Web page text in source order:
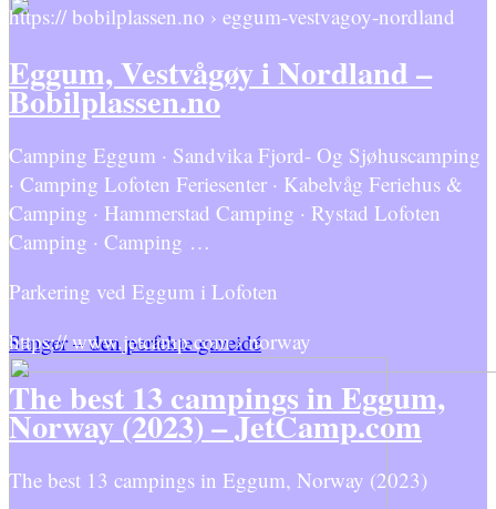
Senger – den perfekte gaveidé
https:// bobilplassen.no › eggum-vestvagoy-nordland
Eggum, Vestvågøy i Nordland –
Bobilplassen.no
Camping Eggum · Sandvika Fjord- Og Sjøhuscamping
· Camping Lofoten Feriesenter · Kabelvåg Feriehus &
Camping · Hammerstad Camping · Rystad Lofoten
Camping · Camping …
Parkering ved Eggum i Lofoten
https:// www.jetcamp.com › norway
The best 13 campings in Eggum,
Norway (2023) – JetCamp.com
The best 13 campings in Eggum, Norway (2023)